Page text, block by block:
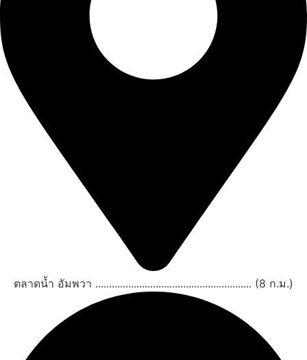
ตลาดน้ำ อัมพวา ......................................................... (8 ก.ม.)